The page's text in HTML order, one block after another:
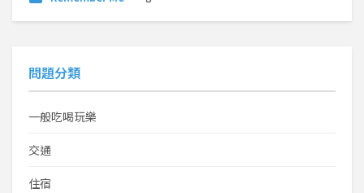
問題分類
一般吃喝玩樂
交通
住宿